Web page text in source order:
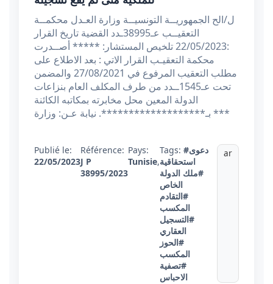
ل/الح الجمهوريــة التونسيــة وزارة العـدل محكمــة
التعقيــب عـ38995ـدد القضية تاريخ القرار
:22/05/2023 تلخيص المستشار: ***** أصــدرت
محكمة التعقيـب القرار الاتي : بعد الاطلاع على
مطلب التعقيب المرفوع في 27/08/2021 والمضمن
تحت عـ1545ــدد من طرف المكلف العام بنزاعات
الدولة المعين محل مخابرته بمكاتبه الكائنة
بـ*******************. نيابة عـن: وزارة ***
Publié le:
22/05/2023
Référence:
J P
38995/2023
Pays:
Tunisie,
Tags: #دعوى
استحقاقية
#ملك الدولة
الخاص
#التقادم
المكسب
#التسجيل
العقاري
#الحوز
المكسب
#تصفية
الاحباس
ar